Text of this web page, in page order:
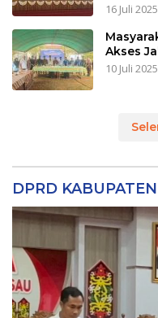
16 Juli 2025
Akses
10 Juli 2025
DPRD